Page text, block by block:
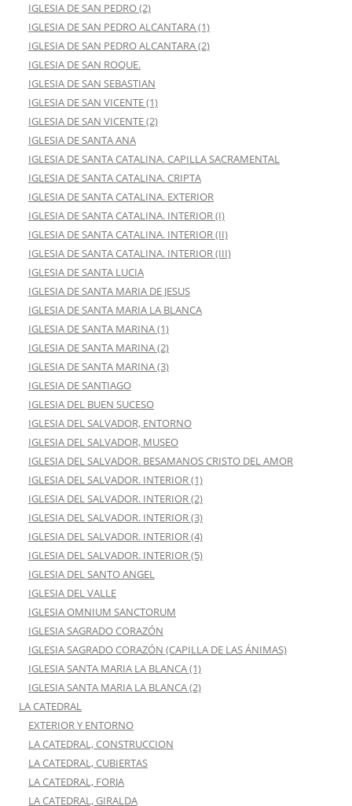
IGLESIA DE SAN PEDRO (2)
IGLESIA DE SAN PEDRO ALCANTARA (1)
IGLESIA DE SAN PEDRO ALCANTARA (2)
IGLESIA DE SAN ROQUE.
IGLESIA DE SAN SEBASTIAN
IGLESIA DE SAN VICENTE (1)
IGLESIA DE SAN VICENTE (2)
IGLESIA DE SANTA ANA
IGLESIA DE SANTA CATALINA. CAPILLA SACRAMENTAL
IGLESIA DE SANTA CATALINA. CRIPTA
IGLESIA DE SANTA CATALINA. EXTERIOR
IGLESIA DE SANTA CATALINA. INTERIOR (I)
IGLESIA DE SANTA CATALINA. INTERIOR (II)
IGLESIA DE SANTA CATALINA. INTERIOR (III)
IGLESIA DE SANTA LUCIA
IGLESIA DE SANTA MARIA DE JESUS
IGLESIA DE SANTA MARIA LA BLANCA
IGLESIA DE SANTA MARINA (1)
IGLESIA DE SANTA MARINA (2)
IGLESIA DE SANTA MARINA (3)
IGLESIA DE SANTIAGO
IGLESIA DEL BUEN SUCESO
IGLESIA DEL SALVADOR, ENTORNO
IGLESIA DEL SALVADOR, MUSEO
IGLESIA DEL SALVADOR. BESAMANOS CRISTO DEL AMOR
IGLESIA DEL SALVADOR. INTERIOR (1)
IGLESIA DEL SALVADOR. INTERIOR (2)
IGLESIA DEL SALVADOR. INTERIOR (3)
IGLESIA DEL SALVADOR. INTERIOR (4)
IGLESIA DEL SALVADOR. INTERIOR (5)
IGLESIA DEL SANTO ANGEL
IGLESIA DEL VALLE
IGLESIA OMNIUM SANCTORUM
IGLESIA SAGRADO CORAZÓN
IGLESIA SAGRADO CORAZÓN (CAPILLA DE LAS ÁNIMAS)
IGLESIA SANTA MARIA LA BLANCA (1)
IGLESIA SANTA MARIA LA BLANCA (2)
LA CATEDRAL
EXTERIOR Y ENTORNO
LA CATEDRAL, CONSTRUCCION
LA CATEDRAL, CUBIERTAS
LA CATEDRAL, FORJA
LA CATEDRAL, GIRALDA